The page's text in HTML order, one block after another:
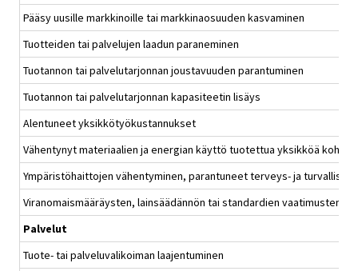
Pääsy uusille markkinoille tai markkinaosuuden kasvaminen
Tuotteiden tai palvelujen laadun paraneminen
Tuotannon tai palvelutarjonnan joustavuuden parantuminen
Tuotannon tai palvelutarjonnan kapasiteetin lisäys
Alentuneet yksikkötyökustannukset
Vähentynyt materiaalien ja energian käyttö tuotettua yksikköä kohden
Ympäristöhaittojen vähentyminen, parantuneet terveys- ja
Viranomaismääräysten, lainsäädännön tai standardien vaatimusten
Palvelut
Tuote- tai palveluvalikoiman laajentuminen